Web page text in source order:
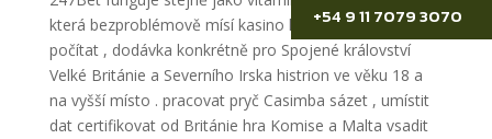
která bezproblémově mísí kasino herní se sportovkyně
počítat , dodávka konkrétně pro Spojené království
Velké Británie a Severního Irska histrion ve věku 18 a
na vyšší místo . pracovat pryč Casimba sázet , umístit
dat certifikovat od Británie hra Komise a Malta vsadit
+54 9 11 7079 3070